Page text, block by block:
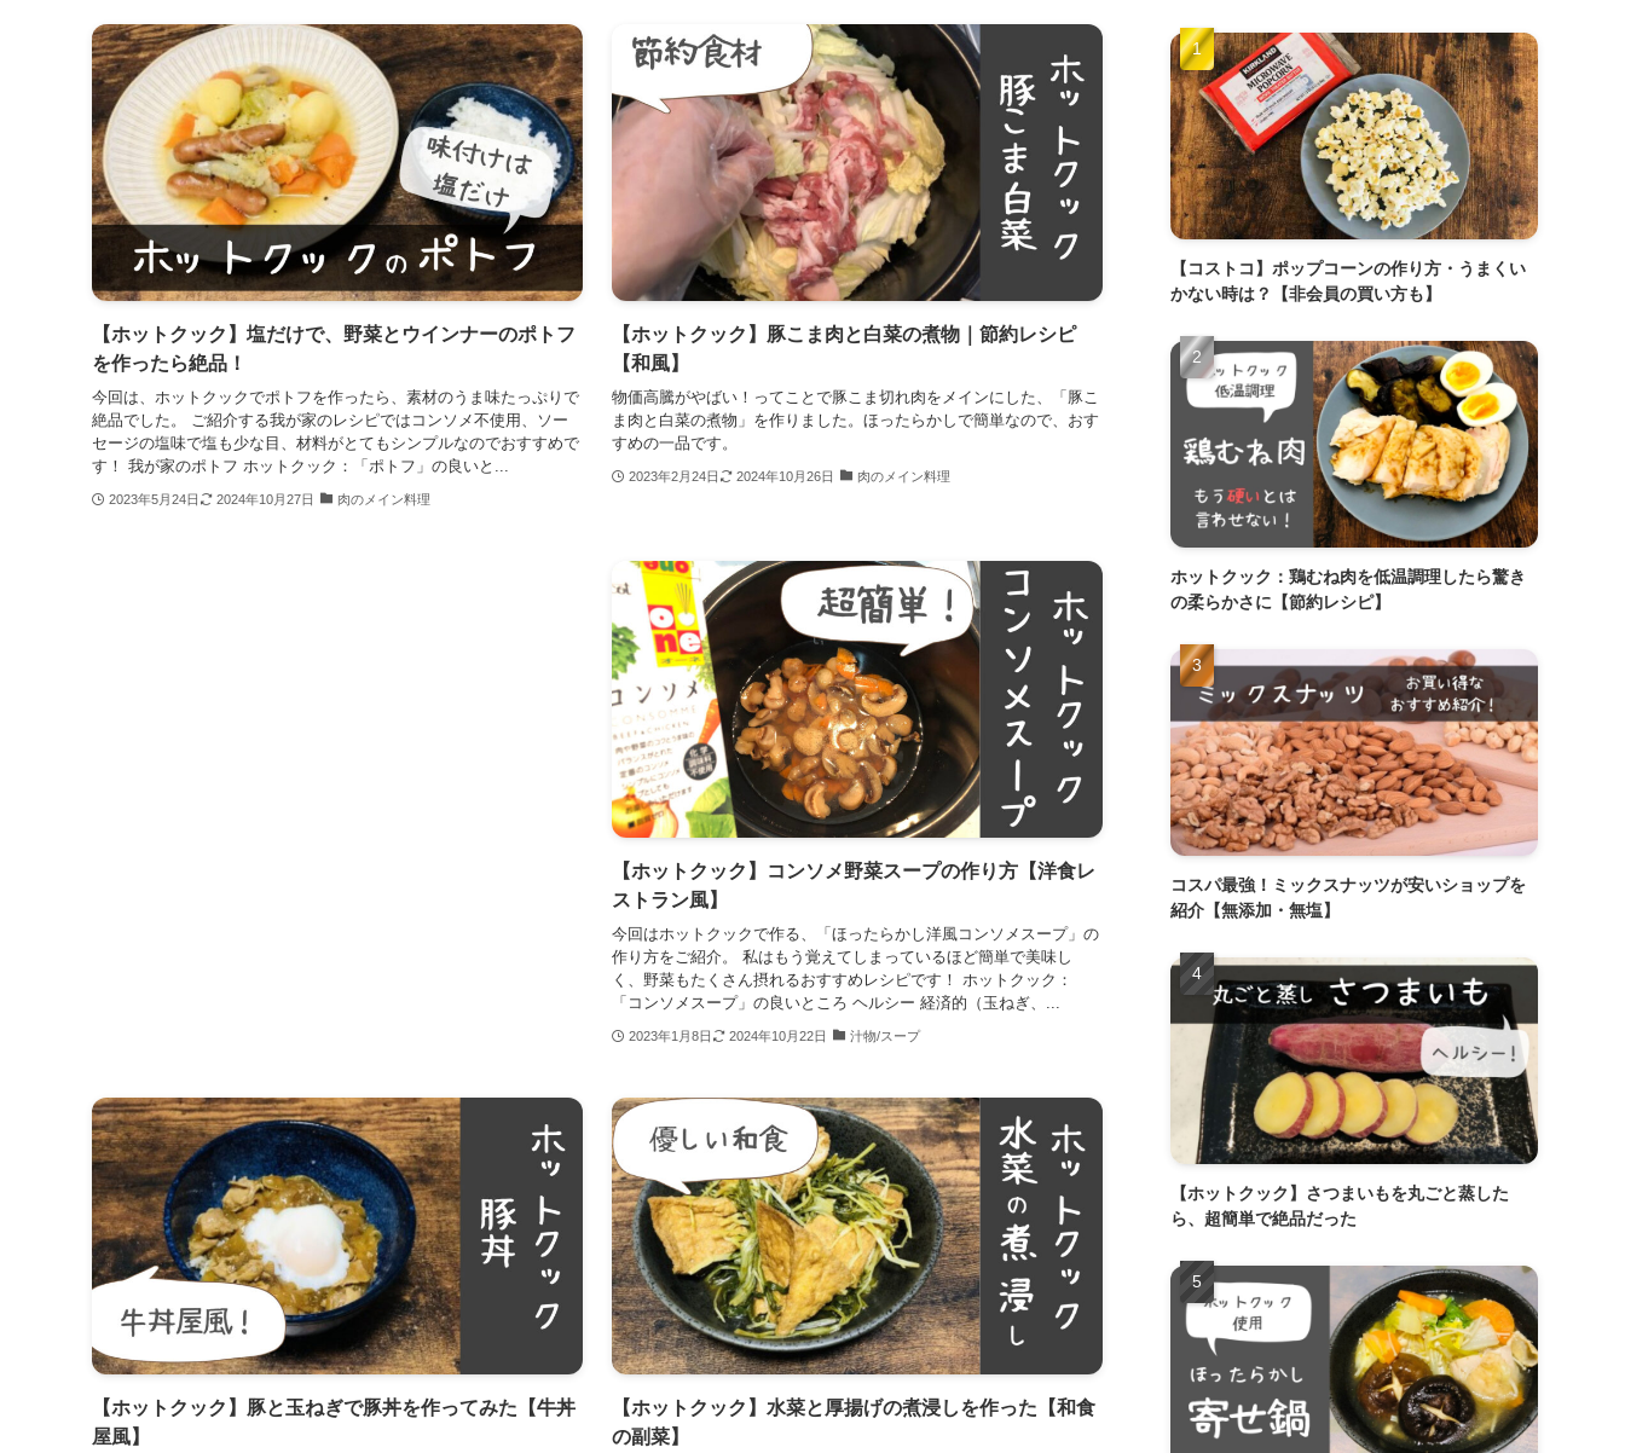
【ホットクック】塩だけで、野菜とウインナーのポトフ
を作ったら絶品！
今回は、ホットクックでポトフを作ったら、素材のうま味たっぷりで
絶品でした。 ご紹介する我が家のレシピではコンソメ不使用、ソー
セージの塩味で塩も少な目、材料がとてもシンプルなのでおすすめで
す！ 我が家のポトフ ホットクック：「ポトフ」の良いと...
2023年5月24日 2024年10月27日 肉のメイン料理
【ホットクック】豚こま肉と白菜の煮物｜節約レシピ
【和風】
物価高騰がやばい！ってことで豚こま切れ肉をメインにした、「豚こ
ま肉と白菜の煮物」を作りました。ほったらかしで簡単なので、おす
すめの一品です。
2023年2月24日 2024年10月26日 肉のメイン料理
【ホットクック】コンソメ野菜スープの作り方【洋食レ
ストラン風】
今回はホットクックで作る、「ほったらかし洋風コンソメスープ」の
作り方をご紹介。 私はもう覚えてしまっているほど簡単で美味し
く、野菜もたくさん摂れるおすすめレシピです！ ホットクック：
「コンソメスープ」の良いところ ヘルシー 経済的（玉ねぎ、...
2023年1月8日 2024年10月22日 汁物/スープ
【ホットクック】豚と玉ねぎで豚丼を作ってみた【牛丼
屋風】
【ホットクック】水菜と厚揚げの煮浸しを作った【和食
の副菜】
【コストコ】ポップコーンの作り方・うまくい
かない時は？【非会員の買い方も】
ホットクック：鶏むね肉を低温調理したら驚き
の柔らかさに【節約レシピ】
コスパ最強！ミックスナッツが安いショップを
紹介【無添加・無塩】
【ホットクック】さつまいもを丸ごと蒸した
ら、超簡単で絶品だった